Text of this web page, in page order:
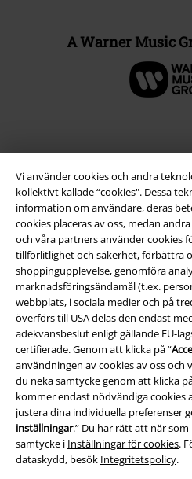
Vi använder cookies och andra
kollektivt kallade “cookies". Dessa
information om användare, deras
cookies placeras av oss, medan
och våra partners använder cookies
tillförlitlighet och säkerhet, förbättra
shoppingupplevelse, genomföra
marknadsföringsändamål (t.ex.
webbplats, i sociala medier och på
överförs till USA delas den endast
adekvansbeslut enligt gällande EU-
certifierade. Genom att klicka på “
användningen av cookies av oss och
du neka samtycke genom att klicka
kommer endast nödvändiga cookies
justera dina individuella preferenser
inställningar.” Du har rätt att när
samtycke i Inställningar för cookies.
dataskydd, besök Integritetspolicy.
A Warner Music
Juridisk information/
Villkor
Om oss
Ladda ner villkoren
Avfallshantering och miljöskydd
Försäkran om överensstämmelse